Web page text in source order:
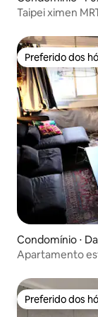
Taipei ximen
Preferido dos
Preferido dos
Condomínio ⋅
Apartamento
Preferido dos
Preferido dos